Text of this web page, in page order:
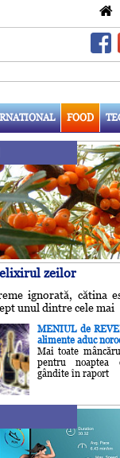
FOOD
zeilor
ignorată, cătina
unul dintre cele mai
MENIUL de
alimente aduc
Mai toate
pentru
gândite în raport